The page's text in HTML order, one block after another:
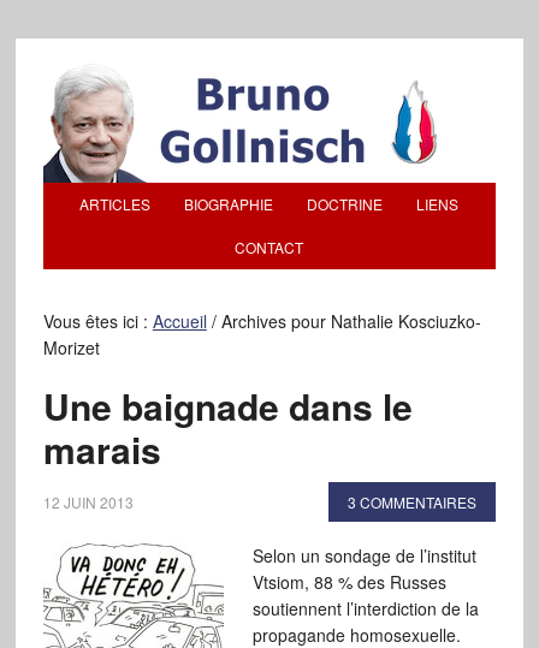
ARTICLES BIOGRAPHIE DOCTRINE LIENS
CONTACT
Vous êtes ici : Accueil /Archives pour Nathalie Kosciuzko-
Morizet
Une baignade dans le
marais
12 JUIN 2013 3 COMMENTAIRES
Selon un sondage de l’institut
Vtsiom, 88 % des Russes
soutiennent l’interdiction de la
propagande homosexuelle.